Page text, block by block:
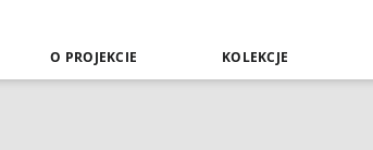
O PROJEKCIE KOLEKCJE